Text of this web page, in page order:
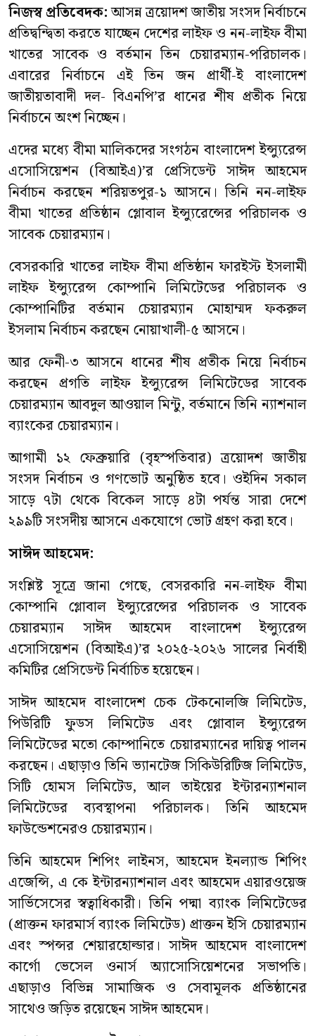
নিজস্ব প্রতিবেদক:আসন্ন ত্রয়োদশ জাতীয় সংসদ নির্বাচনে
প্রতিদ্বন্দ্বিতা করতে যাচ্ছেন দেশের লাইফ ও নন-লাইফ বীমা
খাতের সাবেক ও বর্তমান তিন চেয়ারম্যান-পরিচালক।
এবারের নির্বাচনে এই তিন জন প্রার্থী-ই বাংলাদেশ
জাতীয়তাবাদী দল- বিএনপি’র ধানের শীষ প্রতীক নিয়ে
নির্বাচনে অংশ নিচ্ছেন।
এদের মধ্যে বীমা মালিকদের সংগঠন বাংলাদেশ ইন্স্যুরেন্স
এসোসিয়েশন (বিআইএ)’র প্রেসিডেন্ট সাঈদ আহমেদ
নির্বাচন করছেন শরিয়তপুর-১ আসনে। তিনি নন-লাইফ
বীমা খাতের প্রতিষ্ঠান গ্লোবাল ইন্স্যুরেন্সের পরিচালক ও
সাবেক চেয়ারম্যান।
বেসরকারি খাতের লাইফ বীমা প্রতিষ্ঠান ফারইস্ট ইসলামী
লাইফ ইন্স্যুরেন্স কোম্পানি লিমিটেডের পরিচালক ও
কোম্পানিটির বর্তমান চেয়ারম্যান মোহাম্মদ ফকরুল
ইসলাম নির্বাচন করছেন নোয়াখালী-৫ আসনে।
আর ফেনী-৩ আসনে ধানের শীষ প্রতীক নিয়ে নির্বাচন
করছেন প্রগতি লাইফ ইন্স্যুরেন্স লিমিটেডের সাবেক
চেয়ারম্যান আবদুল আওয়াল মিন্টু, বর্তমানে তিনি ন্যাশনাল
ব্যাংকের চেয়ারম্যান।
আগামী ১২ ফেব্রুয়ারি (বৃহস্পতিবার) ত্রয়োদশ জাতীয়
সংসদ নির্বাচন ও গণভোট অনুষ্ঠিত হবে। ওইদিন সকাল
সাড়ে ৭টা থেকে বিকেল সাড়ে ৪টা পর্যন্ত সারা দেশে
২৯৯টি সংসদীয় আসনে একযোগে ভোট গ্রহণ করা হবে।
সাঈদ আহমেদ:
সংশ্লিষ্ট সূত্রে জানা গেছে, বেসরকারি নন-লাইফ বীমা
কোম্পানি গ্লোবাল ইন্স্যুরেন্সের পরিচালক ও সাবেক
চেয়ারম্যান সাঈদ আহমেদ বাংলাদেশ ইন্স্যুরেন্স
এসোসিয়েশন (বিআইএ)’র ২০২৫-২০২৬ সালের নির্বাহী
কমিটির প্রেসিডেন্ট নির্বাচিত হয়েছেন।
সাঈদ আহমেদ বাংলাদেশ চেক টেকনোলজি লিমিটেড,
পিউরিটি ফুডস লিমিটেড এবং গ্লোবাল ইন্স্যুরেন্স
লিমিটেডের মতো কোম্পানিতে চেয়ারম্যানের দায়িত্ব পালন
করছেন। এছাড়াও তিনি ভ্যানটেজ সিকিউরিটিজ লিমিটেড,
সিটি হোমস লিমিটেড, আল তাইয়ের ইন্টারন্যাশনাল
লিমিটেডের ব্যবস্থাপনা পরিচালক। তিনি আহমেদ
ফাউন্ডেশনেরও চেয়ারম্যান।
তিনি আহমেদ শিপিং লাইনস, আহমেদ ইনল্যান্ড শিপিং
এজেন্সি, এ কে ইন্টারন্যাশনাল এবং আহমেদ এয়ারওয়েজ
সার্ভিসেসের স্বত্বাধিকারী। তিনি পদ্মা ব্যাংক লিমিটেডের
(প্রাক্তন ফারমার্স ব্যাংক লিমিটেড) প্রাক্তন ইসি চেয়ারম্যান
এবং স্পন্সর শেয়ারহোল্ডার। সাঈদ আহমেদ বাংলাদেশ
কার্গো ভেসেল ওনার্স অ্যাসোসিয়েশনের সভাপতি।
এছাড়াও বিভিন্ন সামাজিক ও সেবামূলক প্রতিষ্ঠানের
সাথেও জড়িত রয়েছেন সাঈদ আহমেদ।